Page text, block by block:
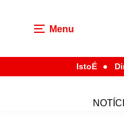
Menu
IstoÉ